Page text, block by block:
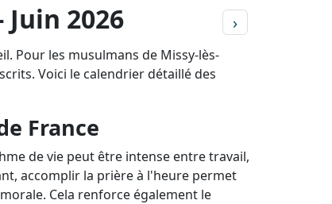
2026 ›
Pour les musulmans de Missy-lès-
Voici le calendrier détaillé des
France
de vie peut être intense entre travail,
accomplir la prière à l'heure permet
Cela renforce également le